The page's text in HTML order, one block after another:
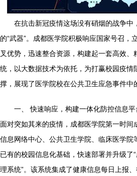
在抗击新冠疫情这场没有硝烟的战争中
的“武器”。成都医学院积极响应国家号召，
叉优势，迅速整合资源，构建起一套高效、
统，以大数据技术为依托，为打赢校园疫情
撑，展现了医学院校在公共卫生应急事件中
一、 快速响应，构建一体化防控信息平
面对突如其来的疫情，成都医学院第一时间
信息网络中心、公共卫生学院、临床医学院
已有的校园信息化基础，快速部署并升级了
理系统”。该系统集成了健康信息每日上报